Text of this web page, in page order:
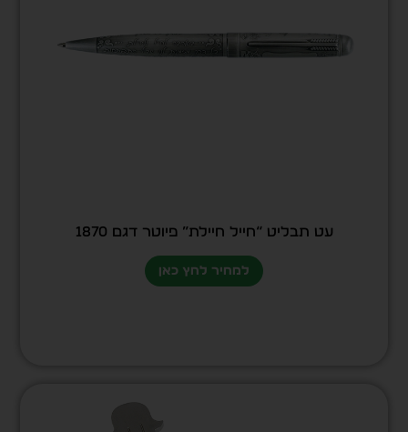
עט תבליט “חייל חיילת” פיוטר דגם 1870
למחיר לחץ כאן